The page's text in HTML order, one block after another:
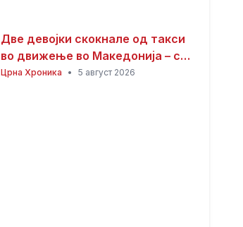
Две девојки скокнале од такси
во движење во Македонија – се
утврдува што точно се случило!
Црна Хроника • 5 август 2026